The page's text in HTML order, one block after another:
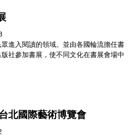
進入閱讀的領域。並由各國輪流擔任書
社參加書展，使不同文化在書展會場中
北國際藝術博覽會